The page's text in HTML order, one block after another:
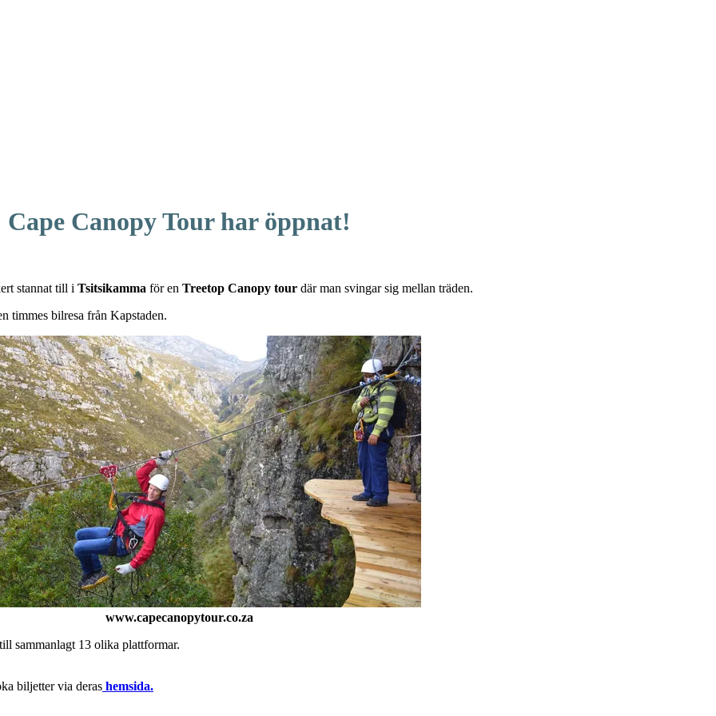
Cape Canopy Tour har öppnat!
stannat till i Tsitsikamma för en Treetop Canopy tour där man svingar sig mellan träden.
timmes bilresa från Kapstaden.
www.capecanopytour.co.za
sammanlagt 13 olika plattformar.
biljetter via deras hemsida.